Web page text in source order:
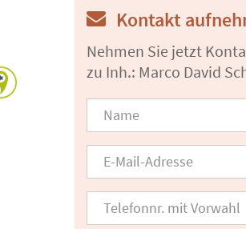
Kontakt
Nehmen Sie jetzt
zu Inh.: Marco David